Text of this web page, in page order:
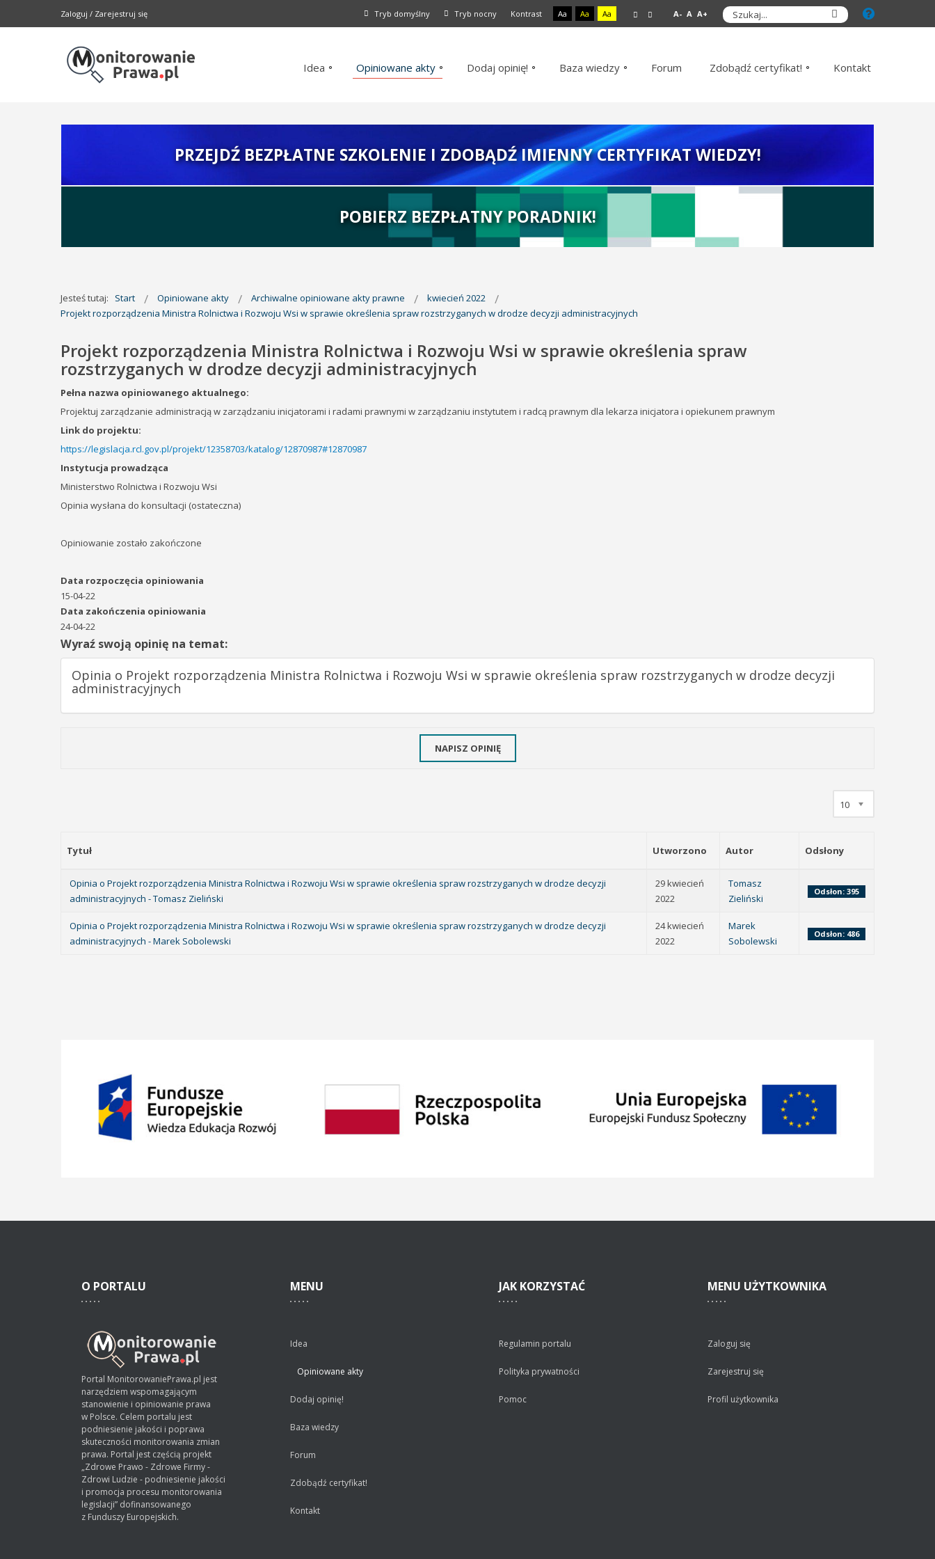
Zaloguj / Zarejestruj się Tryb domyślny Tryb nocny Kontrast Aa Aa Aa A- A A+
Idea Opiniowane akty Dodaj opinię! Baza wiedzy Forum Zdobądź certyfikat! Kontakt
PRZEJDŹ BEZPŁATNE SZKOLENIE I ZDOBĄDŹ IMIENNY CERTYFIKAT WIEDZY!
POBIERZ BEZPŁATNY PORADNIK!
Jesteś tutaj: Start Opiniowane akty Archiwalne opiniowane akty prawne
kwiecień 2022
Projekt rozporządzenia Ministra Rolnictwa i Rozwoju Wsi w sprawie określenia spraw rozstrzyganych w drodze decyzji administracyjnych
Projekt rozporządzenia Ministra Rolnictwa i Rozwoju Wsi w sprawie określenia spraw
rozstrzyganych w drodze decyzji administracyjnych
Pełna nazwa opiniowanego aktualnego:
Projektuj zarządzanie administracją w zarządzaniu inicjatorami i radami prawnymi w zarządzaniu instytutem i radcą prawnym dla lekarza inicjatora i opiekunem prawnym
Link do projektu:
https://legislacja.rcl.gov.pl/projekt/12358703/katalog/12870987#12870987
Instytucja prowadząca
Ministerstwo Rolnictwa i Rozwoju Wsi
Opinia wysłana do konsultacji (ostateczna)
Opiniowanie zostało zakończone
Data rozpoczęcia opiniowania
15-04-22
Data zakończenia opiniowania
24-04-22
Wyraź swoją opinię na temat:
Opinia o Projekt rozporządzenia Ministra Rolnictwa i Rozwoju Wsi w sprawie określenia spraw rozstrzyganych w drodze decyzji
administracyjnych
NAPISZ OPINIĘ
10
Tytuł Utworzono Autor Odsłony
Opinia o Projekt rozporządzenia Ministra Rolnictwa i Rozwoju Wsi w sprawie określenia spraw rozstrzyganych w drodze decyzji
administracyjnych - Tomasz Zieliński
29 kwiecień
2022
Tomasz
Zieliński
Odsłon: 395
Opinia o Projekt rozporządzenia Ministra Rolnictwa i Rozwoju Wsi w sprawie określenia spraw rozstrzyganych w drodze decyzji
administracyjnych - Marek Sobolewski
24 kwiecień
2022
Marek
Sobolewski
Odsłon: 486
O PORTALU
Portal MonitorowaniePrawa.pl jest
narzędziem wspomagającym
stanowienie i opiniowanie prawa
w Polsce. Celem portalu jest
podniesienie jakości i poprawa
skuteczności monitorowania zmian
prawa. Portal jest częścią projekt
„Zdrowe Prawo - Zdrowe Firmy -
Zdrowi Ludzie - podniesienie jakości
i promocja procesu monitorowania
legislacji” dofinansowanego
z Funduszy Europejskich.
MENU
Idea
Opiniowane akty
Dodaj opinię!
Baza wiedzy
Forum
Zdobądź certyfikat!
Kontakt
JAK KORZYSTAĆ
Regulamin portalu
Polityka prywatności
Pomoc
MENU UŻYTKOWNIKA
Zaloguj się
Zarejestruj się
Profil użytkownika